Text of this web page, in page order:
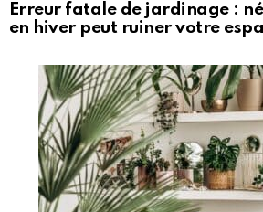
Erreur fatale de jardinage :
en hiver peut ruiner votre